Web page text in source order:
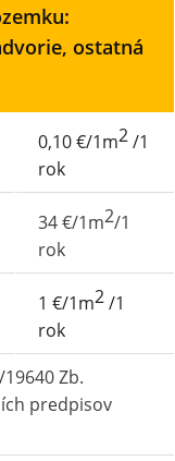
ostatná
0,10 €/1m2/1
rok
34 €/1m2/1
rok
1 €/1m2/1
rok
Zb.
predpisov